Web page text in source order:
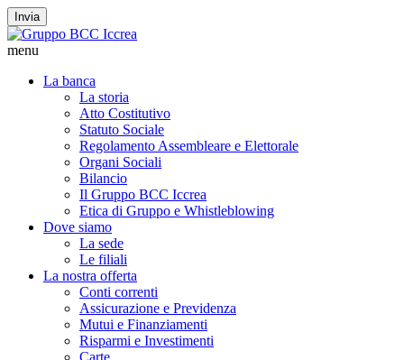
Invia
menu
La banca
La storia
Atto Costitutivo
Statuto Sociale
Regolamento Assembleare e Elettorale
Organi Sociali
Bilancio
Il Gruppo BCC Iccrea
Etica di Gruppo e Whistleblowing
Dove siamo
La sede
Le filiali
La nostra offerta
Conti correnti
Assicurazione e Previdenza
Mutui e Finanziamenti
Risparmi e Investimenti
Carte